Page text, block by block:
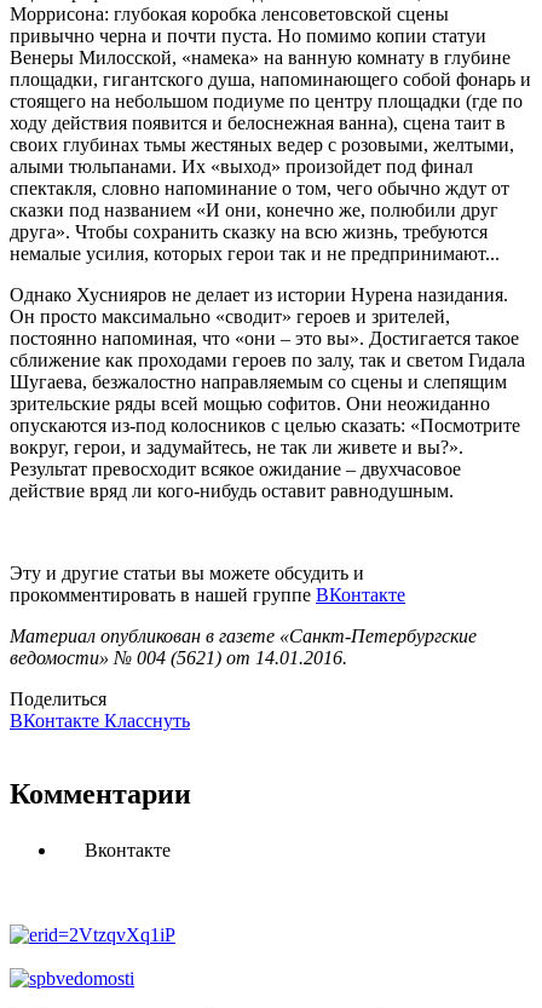
Моррисона: глубокая коробка ленсоветовской сцены
привычно черна и почти пуста. Но помимо копии статуи
Венеры Милосской, «намека» на ванную комнату в глубине
площадки, гигантского душа, напоминающего собой фонарь и
стоящего на небольшом подиуме по центру площадки (где по
ходу действия появится и белоснежная ванна), сцена таит в
своих глубинах тьмы жестяных ведер с розовыми, желтыми,
алыми тюльпанами. Их «выход» произойдет под финал
спектакля, словно напоминание о том, чего обычно ждут от
сказки под названием «И они, конечно же, полюбили друг
друга». Чтобы сохранить сказку на всю жизнь, требуются
немалые усилия, которых герои так и не предпринимают...
Однако Хуснияров не делает из истории Нурена назидания.
Он просто максимально «сводит» героев и зрителей,
постоянно напоминая, что «они – это вы». Достигается такое
сближение как проходами героев по залу, так и светом Гидала
Шугаева, безжалостно направляемым со сцены и слепящим
зрительские ряды всей мощью софитов. Они неожиданно
опускаются из-под колосников с целью сказать: «Посмотрите
вокруг, герои, и задумайтесь, не так ли живете и вы?».
Результат превосходит всякое ожидание – двухчасовое
действие вряд ли кого-нибудь оставит равнодушным.
Эту и другие статьи вы можете обсудить и
прокомментировать в нашей группе ВКонтакте
Материал опубликован в газете «Санкт-Петербургские
ведомости» № 004 (5621) от 14.01.2016.
Поделиться
ВКонтакте Класснуть
Комментарии
Вконтакте